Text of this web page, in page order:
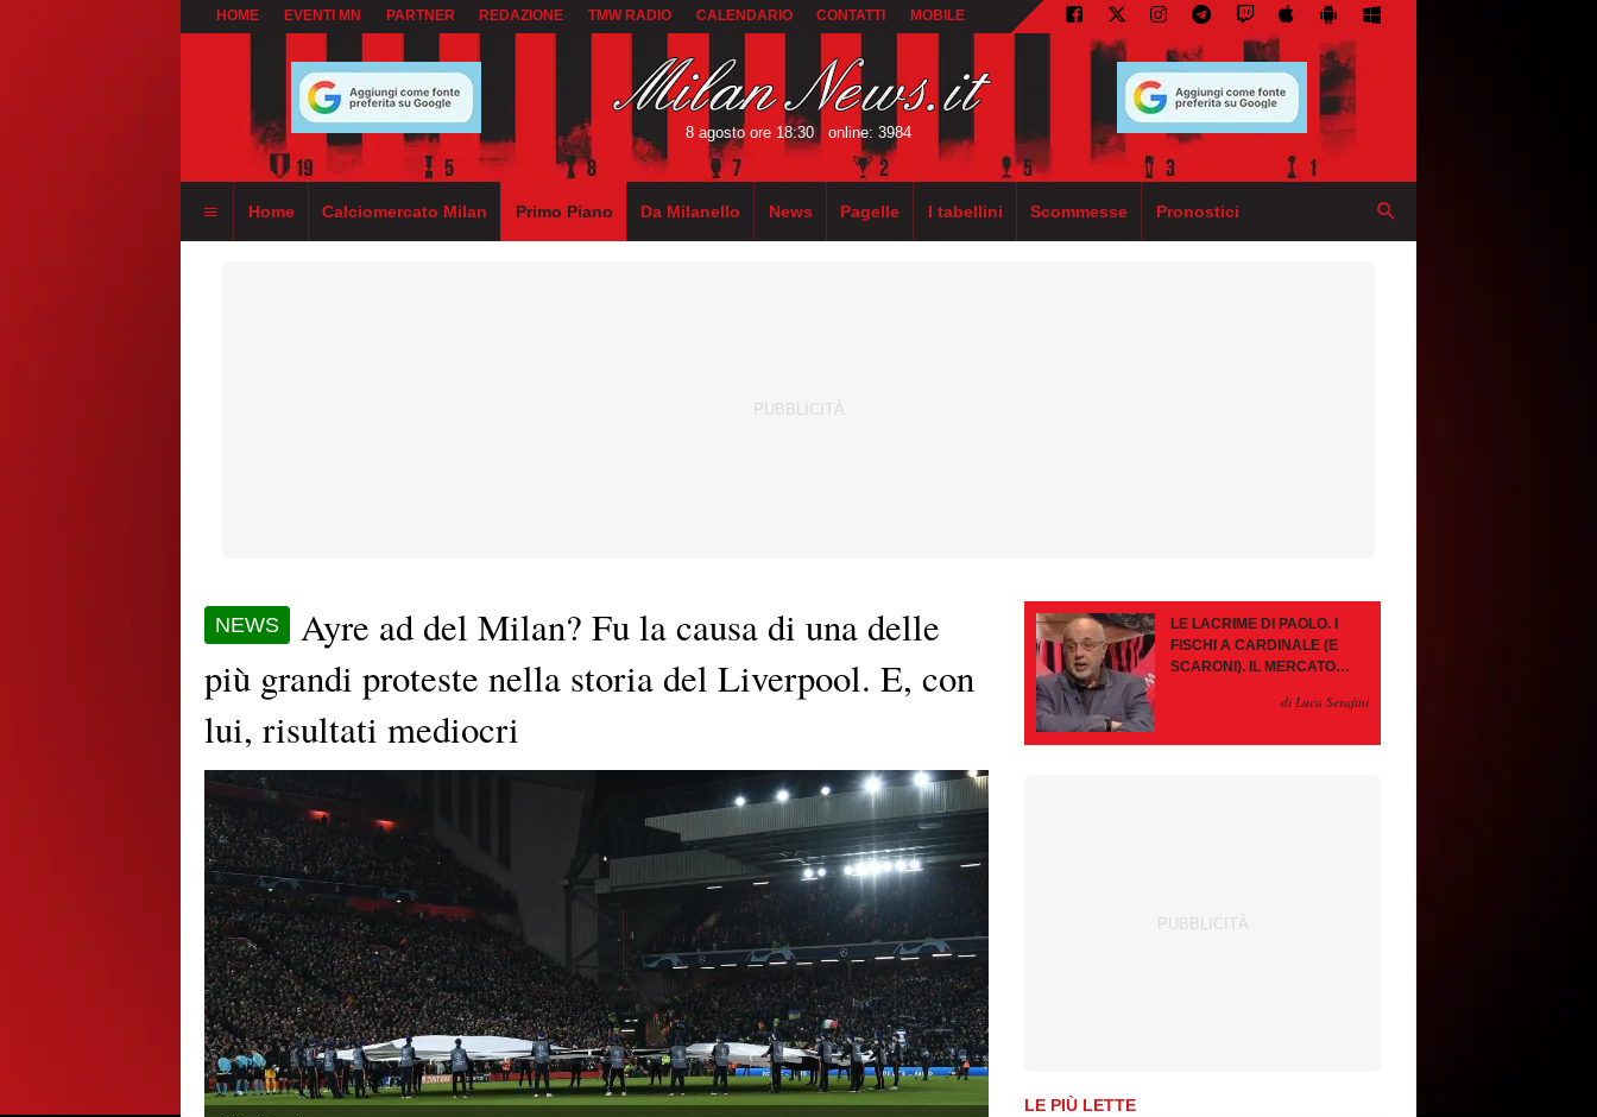
HOME EVENTI MN PARTNER REDAZIONE TMW RADIO CALENDARIO CONTATTI MOBILE
8 agosto ore 18:30 online: 3984
Home Calciomercato Milan Primo Piano Da Milanello News Pagelle I tabellini Scommesse Pronostici
NEWS
Ayre ad del Milan? Fu la causa di una delle
più grandi proteste nella storia del Liverpool. E, con
lui, risultati mediocri
LE LACRIME DI PAOLO. I
FISCHI A CARDINALE (E
SCARONI). IL MERCATO
PAZIENZA, SE RESTA È
di Luca Serafini
LE PIÙ LETTE